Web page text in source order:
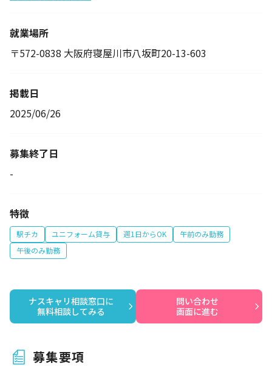
就業場所
〒572-0838 大阪府寝屋川市八坂町20-13-603
掲載日
2025/06/26
募集終了日
-
特徴
駅チカ ユニフォーム貸与 週1日からOK
午前のみ勤務
午後のみ勤務
ナスキャリ相談窓口に
無料相談してみる
問い合わせ
画面に進む
募集要項